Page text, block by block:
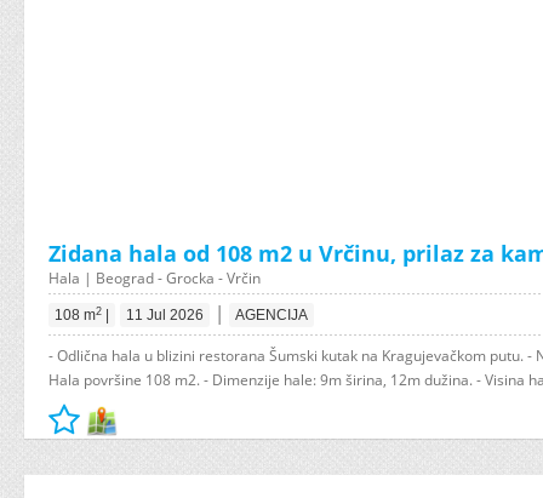
Zidana hala od 108 m2 u Vrčinu, prilaz za
Hala | Beograd - Grocka - Vrčin
108 m2 11 Jul 2026 | AGENCIJA
- Odlična hala u blizini restorana Šumski kutak na Kragujevačkom putu. -
Hala površine 108 m2. - Dimenzije hale: 9m širina, 12m dužina. - Visina